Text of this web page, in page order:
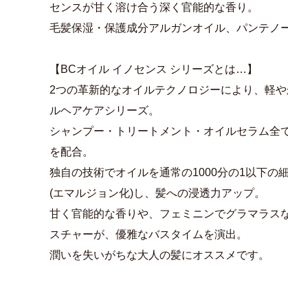
センスが甘く溶け合う深く官能的な香り。
毛髪保湿・保護成分アルガンオイル、パンテノ
【BCオイル イノセンス シリーズとは…】
2つの革新的なオイルテクノロジーにより、軽
ルヘアケアシリーズ。
シャンプー・トリートメント・オイルセラム全
を配合。
独自の技術でオイルを通常の1000分の1以下の
(エマルジョン化)し、髪への浸透力アップ。
甘く官能的な香りや、フェミニンでグラマラス
スチャーが、優雅なバスタイムを演出。
潤いを失いがちな大人の髪にオススメです。